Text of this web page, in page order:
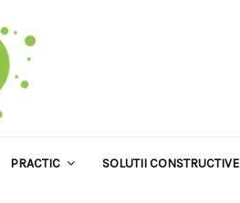
PRACTIC SOLUTII CONSTRUCTIVE